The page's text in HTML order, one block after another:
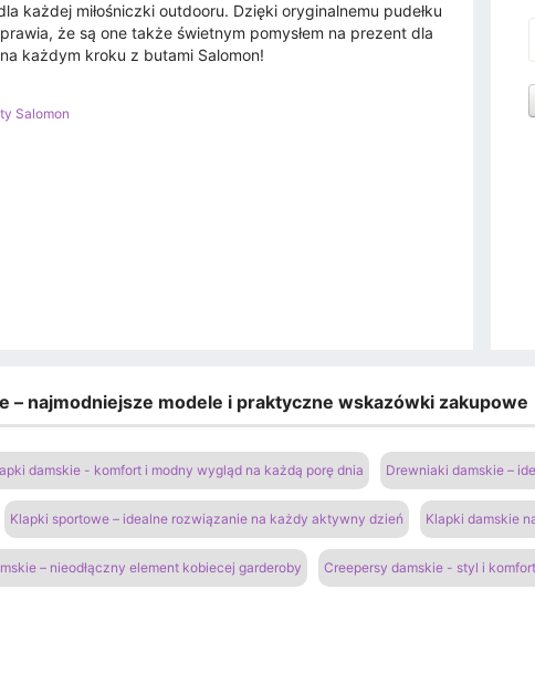
każdej miłośniczki outdooru. Dzięki oryginalnemu pudełku
że są one także świetnym pomysłem na prezent dla
każdym kroku z butami Salomon!
Salomon
– najmodniejsze modele i praktyczne wskazówki zakupowe
damskie - komfort i modny wygląd na każdą porę dnia Drewniaki damskie –
Klapki sportowe – idealne rozwiązanie na każdy aktywny dzień Klapki damskie
– nieodłączny element kobiecej garderoby Creepersy damskie - styl i